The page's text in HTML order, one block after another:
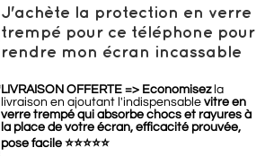
J'achète la protection en verre
trempé pour ce téléphone pour
rendre mon écran incassable
LIVRAISON OFFERTE => Economisezla
livraison en ajoutant l'indispensable vitre en
verre trempé qui absorbe chocs et rayures à
la place de votre écran, efficacité prouvée,
pose facile ⭐⭐⭐⭐⭐